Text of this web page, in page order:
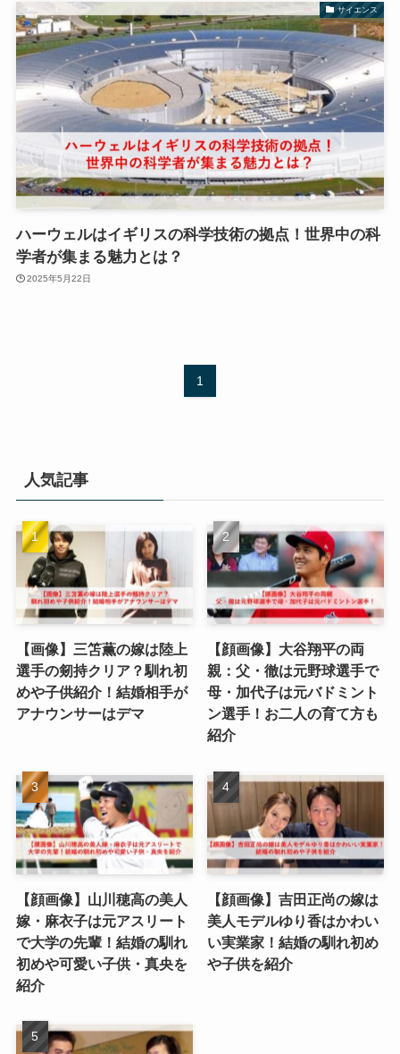
サイエンス
ハーウェルはイギリスの科学技術の拠点！世界中の科
学者が集まる魅力とは？
2025年5月22日
1
人気記事
【画像】三笘薫の嫁は陸上
選手の剱持クリア？馴れ初
めや子供紹介！結婚相手が
アナウンサーはデマ
【顔画像】大谷翔平の両
親：父・徹は元野球選手で
母・加代子は元バドミント
ン選手！お二人の育て方も
紹介
【顔画像】山川穂高の美人
嫁・麻衣子は元アスリート
で大学の先輩！結婚の馴れ
初めや可愛い子供・真央を
紹介
【顔画像】吉田正尚の嫁は
美人モデルゆり香はかわい
い実業家！結婚の馴れ初め
や子供を紹介